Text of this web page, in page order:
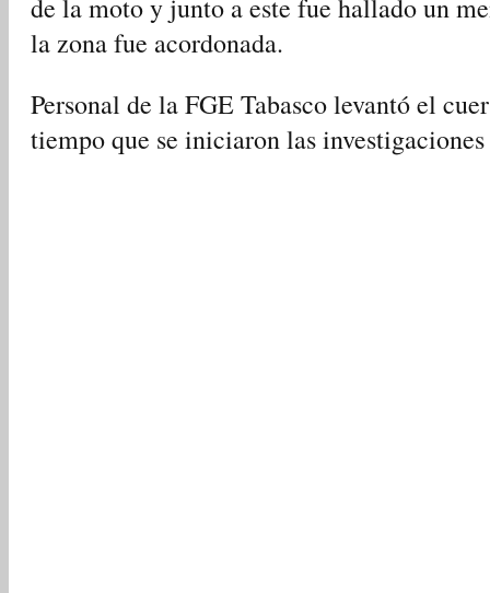
de la moto y junto a este fue hallado un
la zona fue acordonada.
Personal de la FGE Tabasco levantó el
tiempo que se iniciaron las